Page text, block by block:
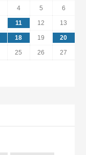
4 5 6
11 12 13
18 19 20
25 26 27